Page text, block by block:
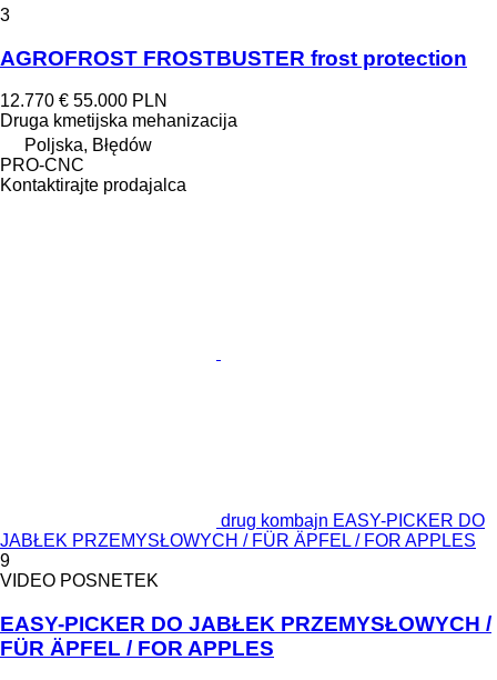
3
AGROFROST FROSTBUSTER frost protection
12.770 € 55.000 PLN
Druga kmetijska mehanizacija
Poljska, Błędów
PRO-CNC
Kontaktirajte prodajalca
drug kombajn EASY-PICKER DO
JABŁEK PRZEMYSŁOWYCH / FÜR ÄPFEL / FOR APPLES
9
VIDEO POSNETEK
EASY-PICKER DO JABŁEK PRZEMYSŁOWYCH /
FÜR ÄPFEL / FOR APPLES